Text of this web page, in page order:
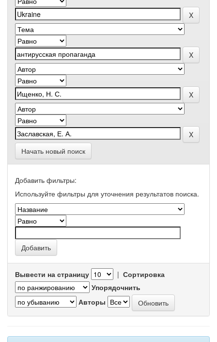
Начать новый поиск
Добавить фильтры:
Используйте фильтры для уточнения результатов поиска.
Вывести на страницу | Сортировка
Упорядочнить
Авторы